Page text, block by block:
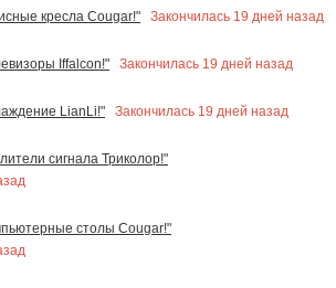
кресла Cougar!" Закончилась 19 дней назад
Iffalcon!"
Закончилась 19 дней назад
LianLi!"
Закончилась 19 дней назад
сигнала Триколор!"
столы Cougar!"